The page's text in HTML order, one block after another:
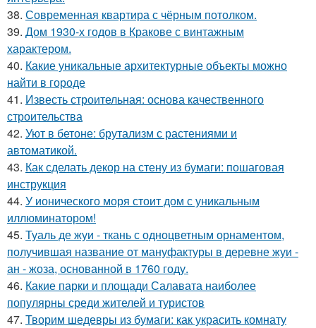
38. Современная квартира с чёрным потолком.
39. Дом 1930-х годов в Кракове с винтажным
характером.
40. Какие уникальные архитектурные объекты можно
найти в городе
41. Известь строительная: основа качественного
строительства
42. Уют в бетоне: брутализм с растениями и
автоматикой.
43. Как сделать декор на стену из бумаги: пошаговая
инструкция
44. У ионического моря стоит дом с уникальным
иллюминатором!
45. Туаль де жуи - ткань с одноцветным орнаментом,
получившая название от мануфактуры в деревне жуи -
ан - жоза, основанной в 1760 году.
46. Какие парки и площади Салавата наиболее
популярны среди жителей и туристов
47. Творим шедевры из бумаги: как украсить комнату